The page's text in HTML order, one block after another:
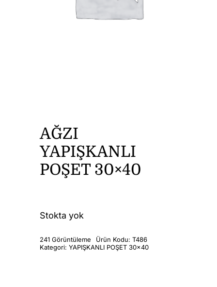
AĞZI
YAPIŞKANLI
POŞET 30×40
Stokta yok
241 Görüntüleme Ürün Kodu:T486
Kategori:YAPIŞKANLI POŞET 30x40